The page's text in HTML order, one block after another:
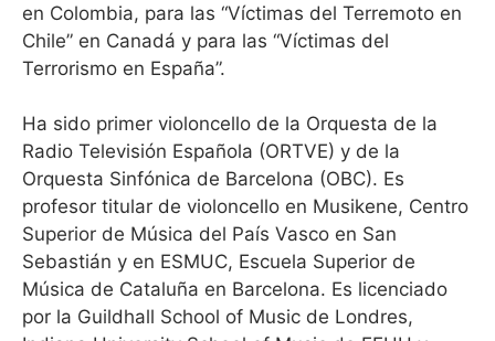
en Colombia, para las “Víctimas del Terremoto en
Chile” en Canadá y para las “Víctimas del
Terrorismo en España”.
Ha sido primer violoncello de la Orquesta de la
Radio Televisión Española (ORTVE) y de la
Orquesta Sinfónica de Barcelona (OBC). Es
profesor titular de violoncello en Musikene, Centro
Superior de Música del País Vasco en San
Sebastián y en ESMUC, Escuela Superior de
Música de Cataluña en Barcelona. Es licenciado
por la Guildhall School of Music de Londres,